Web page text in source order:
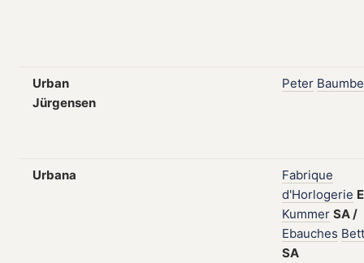
Urban
Jürgensen
Peter
Urbana
Fabrique
d'Horlogerie
Kummer SA/
Ebauches
SA